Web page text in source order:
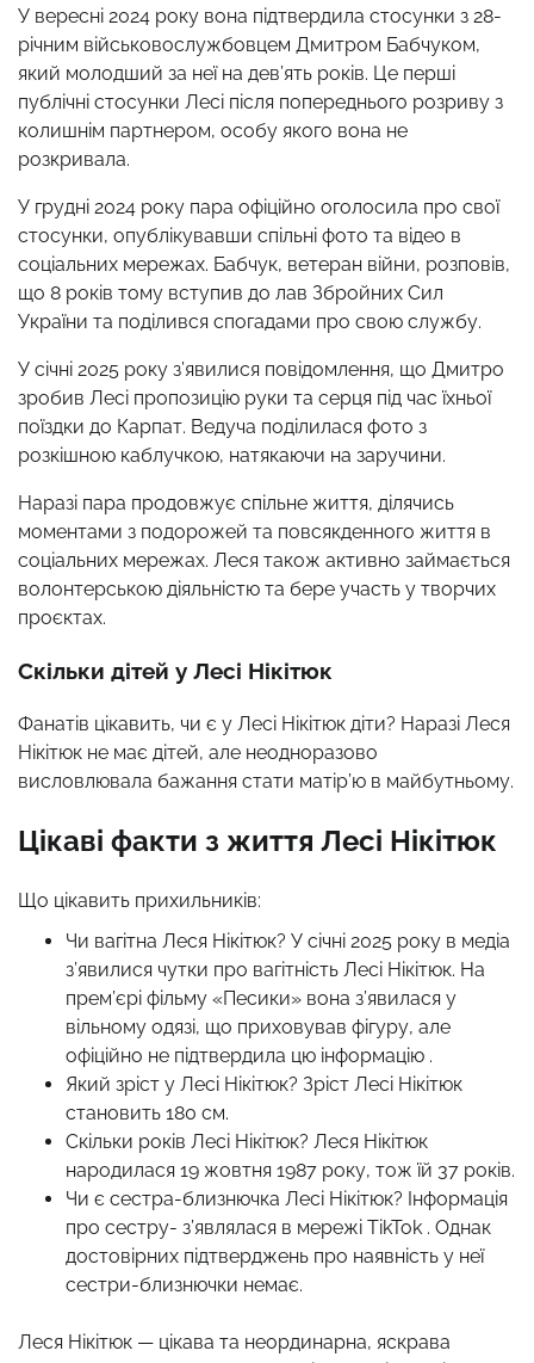
У вересні 2024 року вона підтвердила стосунки з 28-
річним військовослужбовцем Дмитром Бабчуком,
який молодший за неї на дев’ять років. Це перші
публічні стосунки Лесі після попереднього розриву з
колишнім партнером, особу якого вона не
розкривала.
У грудні 2024 року пара офіційно оголосила про свої
стосунки, опублікувавши спільні фото та відео в
соціальних мережах. Бабчук, ветеран війни, розповів,
що 8 років тому вступив до лав Збройних Сил
України та поділився спогадами про свою службу. ​
У січні 2025 року з’явилися повідомлення, що Дмитро
зробив Лесі пропозицію руки та серця під час їхньої
поїздки до Карпат. Ведуча поділилася фото з
розкішною каблучкою, натякаючи на заручини. ​
Наразі пара продовжує спільне життя, ділячись
моментами з подорожей та повсякденного життя в
соціальних мережах. Леся також активно займається
волонтерською діяльністю та бере участь у творчих
проєктах.
Скільки дітей у Лесі Нікітюк
Фанатів цікавить, чи є у Лесі Нікітюк діти? Наразі Леся
Нікітюк не має дітей, але неодноразово
висловлювала бажання стати матір’ю в майбутньому.
Цікаві факти з життя Лесі Нікітюк
Що цікавить прихильників:
Чи вагітна Леся Нікітюк? У січні 2025 року в медіа
з’явилися чутки про вагітність Лесі Нікітюк. На
прем’єрі фільму «Песики» вона з’явилася у
вільному одязі, що приховував фігуру, але
офіційно не підтвердила цю інформацію .​
Який зріст у Лесі Нікітюк? Зріст Лесі Нікітюк
становить 180 см.
Скільки років Лесі Нікітюк? Леся Нікітюк
народилася 19 жовтня 1987 року, тож їй 37 років.
Чи є сестра-близнючка Лесі Нікітюк? Інформація
про сестру- з’являлася в мережі TikTok . Однак
достовірних підтверджень про наявність у неї
сестри-близнючки немає.​
Леся Нікітюк — цікава та неординарна, яскрава